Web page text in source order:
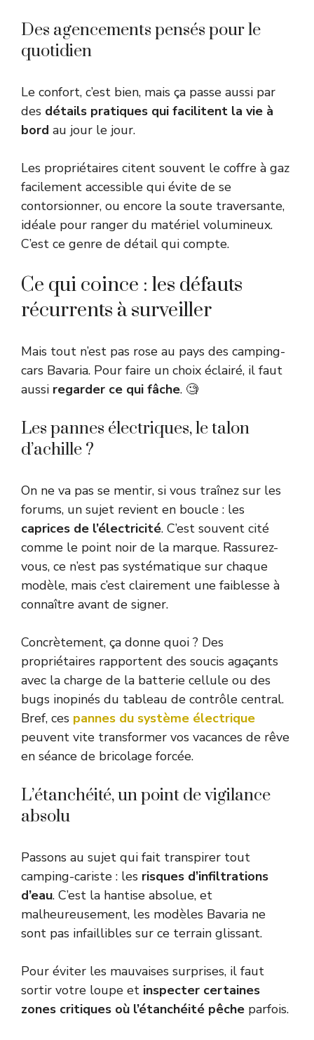
Des agencements pensés pour le
quotidien
Le confort, c’est bien, mais ça passe aussi par
des détails pratiques qui facilitent la vie à
bord au jour le jour.
Les propriétaires citent souvent le coffre à gaz
facilement accessible qui évite de se
contorsionner, ou encore la soute traversante,
idéale pour ranger du matériel volumineux.
C’est ce genre de détail qui compte.
Ce qui coince : les défauts
récurrents à surveiller
Mais tout n’est pas rose au pays des camping-
cars Bavaria. Pour faire un choix éclairé, il faut
aussi regarder ce qui fâche. 🧐
Les pannes électriques, le talon
d’achille ?
On ne va pas se mentir, si vous traînez sur les
forums, un sujet revient en boucle : les
caprices de l’électricité. C’est souvent cité
comme le point noir de la marque. Rassurez-
vous, ce n’est pas systématique sur chaque
modèle, mais c’est clairement une faiblesse à
connaître avant de signer.
Concrètement, ça donne quoi ? Des
propriétaires rapportent des soucis agaçants
avec la charge de la batterie cellule ou des
bugs inopinés du tableau de contrôle central.
Bref, ces pannes du système électrique
peuvent vite transformer vos vacances de rêve
en séance de bricolage forcée.
L’étanchéité, un point de vigilance
absolu
Passons au sujet qui fait transpirer tout
camping-cariste : les risques d’infiltrations
d’eau. C’est la hantise absolue, et
malheureusement, les modèles Bavaria ne
sont pas infaillibles sur ce terrain glissant.
Pour éviter les mauvaises surprises, il faut
sortir votre loupe et inspecter certaines
zones critiques où l’étanchéité pêche parfois.